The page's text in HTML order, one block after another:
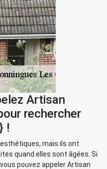
Artisan
rechercher
!
mais ils ont
quand elles sont âgées. Si
pouvez appeler Artisan